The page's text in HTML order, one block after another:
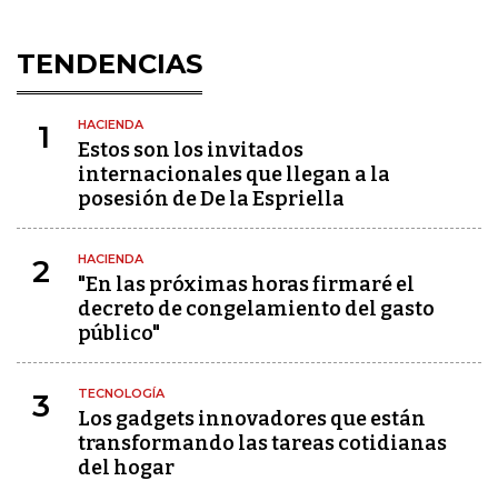
TENDENCIAS
1 HACIENDA
Estos son los invitados
internacionales que llegan a la
posesión de De la Espriella
2 HACIENDA
"En las próximas horas firmaré el
decreto de congelamiento del gasto
público"
3 TECNOLOGÍA
Los gadgets innovadores que están
transformando las tareas cotidianas
del hogar